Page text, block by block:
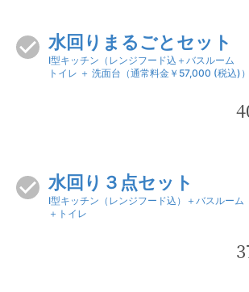
水回りまるごとセット
I型キッチン（レンジフード込＋バスルーム
トイレ ＋ 洗面台（通常料金￥57,000 (税込)）
水回り３点セット
I型キッチン（レンジフード込）＋バスルーム
＋トイレ